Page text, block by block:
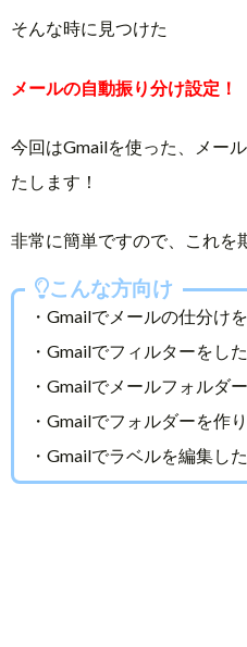
そんな時に見つけた
メールの自動振り分け設定！
今回はGmailを使った、メー
たします！
非常に簡単ですので、これを
こんな方向け
・Gmailでメールの仕分け
・Gmailでフィルターをし
・Gmailでメールフォルダ
・Gmailでフォルダーを作
・Gmailでラベルを編集し